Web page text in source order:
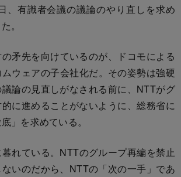
、有識者会議の議論のやり直しを求め
。
矛先を向けているのが、ドコモによる
ウェアの子会社化だ。その姿勢は強硬
論の見直しがなされる前に、NTTがグ
に進めることがないように、総務省に
」を求めている。
れている。NTTのグループ再編を禁止
いのだから、NTTの「次の一手」であ